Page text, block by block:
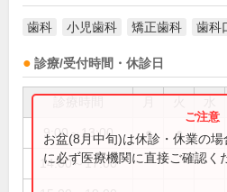
歯科 小児歯科 矯正歯科 歯科
診療/受付時間・休診日
9:00～13:00 ● ●
14:00～17:00
お盆(8月中旬)は休診・休業の
に必ず医療機関に直接ご確認く